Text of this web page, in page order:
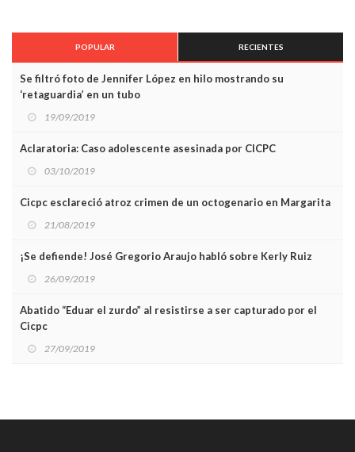
POPULAR RECIENTES
Se filtró foto de Jennifer López en hilo mostrando su
‘retaguardia’ en un tubo
19/09/2019
Aclaratoria: Caso adolescente asesinada por CICPC
03/10/2019
Cicpc esclareció atroz crimen de un octogenario en Margarita
21/08/2019
¡Se defiende! José Gregorio Araujo habló sobre Kerly Ruiz
26/09/2019
Abatido “Eduar el zurdo” al resistirse a ser capturado por el
Cicpc
27/09/2019